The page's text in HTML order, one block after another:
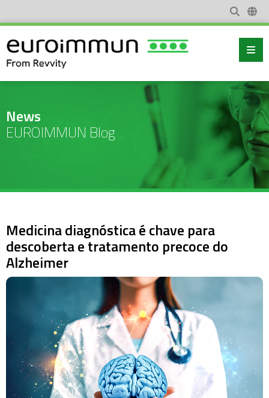
News
EUROIMMUN Blog
Medicina diagnóstica é chave para
descoberta e tratamento precoce do
Alzheimer